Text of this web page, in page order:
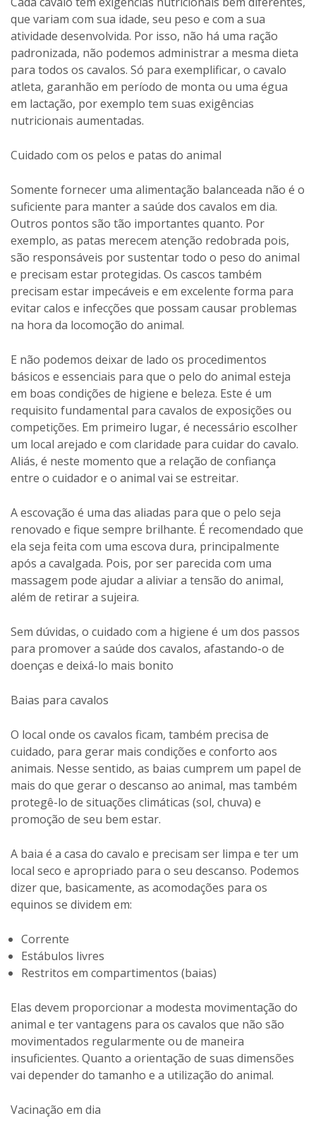
que variam com sua idade, seu peso e com a sua
atividade desenvolvida. Por isso, não há uma ração
padronizada, não podemos administrar a mesma dieta
para todos os cavalos. Só para exemplificar, o cavalo
atleta, garanhão em período de monta ou uma égua
em lactação, por exemplo tem suas exigências
nutricionais aumentadas.
Cuidado com os pelos e patas do animal
Somente fornecer uma alimentação balanceada não é o
suficiente para manter a saúde dos cavalos em dia.
Outros pontos são tão importantes quanto. Por
exemplo, as patas merecem atenção redobrada pois,
são responsáveis por sustentar todo o peso do animal
e precisam estar protegidas. Os cascos também
precisam estar impecáveis e em excelente forma para
evitar calos e infecções que possam causar problemas
na hora da locomoção do animal.
E não podemos deixar de lado os procedimentos
básicos e essenciais para que o pelo do animal esteja
em boas condições de higiene e beleza. Este é um
requisito fundamental para cavalos de exposições ou
competições. Em primeiro lugar, é necessário escolher
um local arejado e com claridade para cuidar do cavalo.
Aliás, é neste momento que a relação de confiança
entre o cuidador e o animal vai se estreitar.
A escovação é uma das aliadas para que o pelo seja
renovado e fique sempre brilhante. É recomendado que
ela seja feita com uma escova dura, principalmente
após a cavalgada. Pois, por ser parecida com uma
massagem pode ajudar a aliviar a tensão do animal,
além de retirar a sujeira.
Sem dúvidas, o cuidado com a higiene é um dos passos
para promover a saúde dos cavalos, afastando-o de
doenças e deixá-lo mais bonito
Baias para cavalos
O local onde os cavalos ficam, também precisa de
cuidado, para gerar mais condições e conforto aos
animais. Nesse sentido, as baias cumprem um papel de
mais do que gerar o descanso ao animal, mas também
protegê-lo de situações climáticas (sol, chuva) e
promoção de seu bem estar.
A baia é a casa do cavalo e precisam ser limpa e ter um
local seco e apropriado para o seu descanso. Podemos
dizer que, basicamente, as acomodações para os
equinos se dividem em:
Corrente
Estábulos livres
Restritos em compartimentos (baias)
Elas devem proporcionar a modesta movimentação do
animal e ter vantagens para os cavalos que não são
movimentados regularmente ou de maneira
insuficientes. Quanto a orientação de suas dimensões
vai depender do tamanho e a utilização do animal.
Vacinação em dia